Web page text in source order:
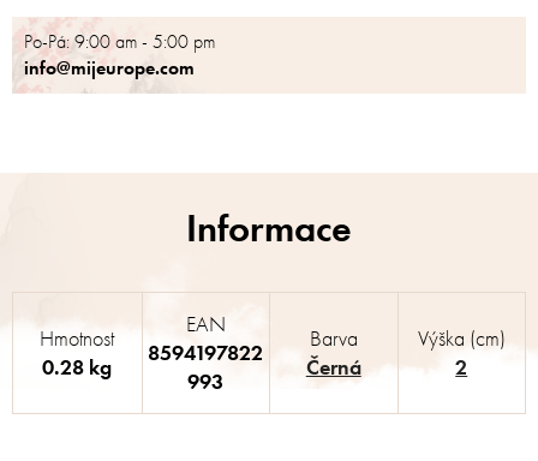
Po-Pá: 9:00 am - 5:00 pm
info@mijeurope.com
Hmotnost
0.28 kg
EAN
8594197822
993
Barva
Černá
Výška (cm)
2